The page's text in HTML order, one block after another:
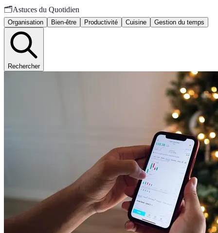
🗂️Astuces du Quotidien
Organisation Bien-être Productivité Cuisine Gestion du temps
Rechercher